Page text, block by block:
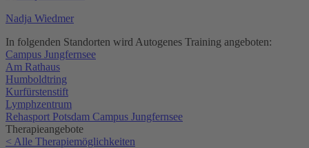
Nadja Wiedmer
In folgenden Standorten wird Autogenes Training angeboten:
Campus Jungfernsee
Am Rathaus
Humboldtring
Kurfürstenstift
Lymphzentrum
Rehasport Potsdam Campus Jungfernsee
Therapieangebote
< Alle Therapiemöglichkeiten